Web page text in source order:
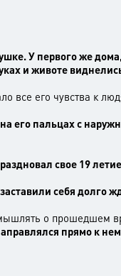
У первого же
и животе
все его чувства к
его пальцах с
свое 19
себя долго
о прошедшем
прямо к